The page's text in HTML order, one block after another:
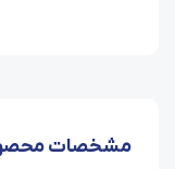
مشخصات